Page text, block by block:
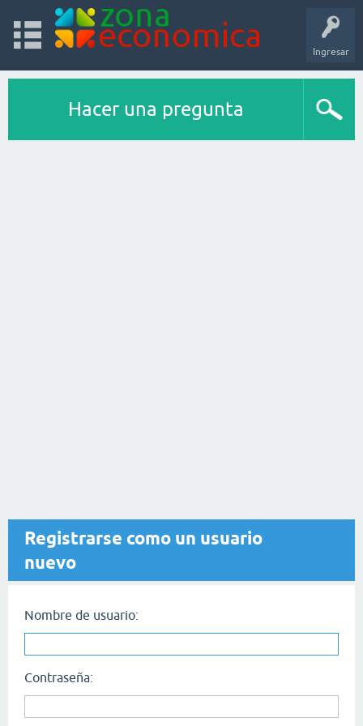
Ingresar
Hacer una pregunta
Registrarse como un usuario
nuevo
Nombre de usuario:
Contraseña: